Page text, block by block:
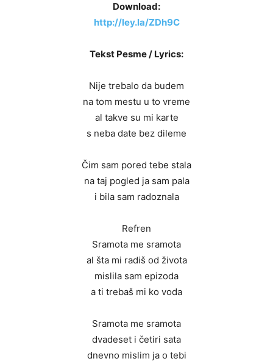
Download:
http://ley.la/ZDh9C
Tekst Pesme / Lyrics:
Nije trebalo da budem
na tom mestu u to vreme
al takve su mi karte
s neba date bez dileme
Čim sam pored tebe stala
na taj pogled ja sam pala
i bila sam radoznala
Refren
Sramota me sramota
al šta mi radiš od života
mislila sam epizoda
a ti trebaš mi ko voda
Sramota me sramota
dvadeset i četiri sata
dnevno mislim ja o tebi